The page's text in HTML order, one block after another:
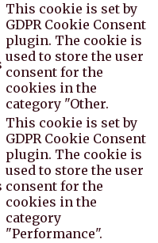
This cookie is set by
GDPR Cookie Consent
plugin. The cookie is
used to store the user
consent for the
cookies in the
category "Other.
This cookie is set by
GDPR Cookie Consent
plugin. The cookie is
used to store the user
consent for the
cookies in the
category
"Performance".